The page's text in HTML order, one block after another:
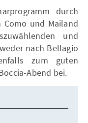
durch
Como und Mailand
und
nach Bellagio
zum guten
Abend bei.